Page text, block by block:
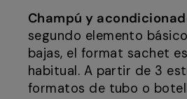
Champú y
segundo elemento
bajas, el format sachet
habitual. A partir de 3
formatos de tubo o